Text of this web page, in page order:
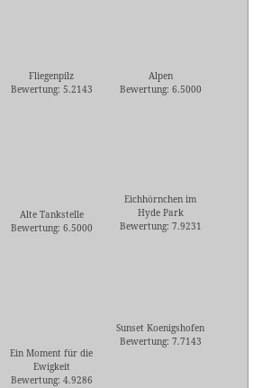
Fliegenpilz
Bewertung: 5.2143
Alpen
Bewertung: 6.5000
Alte Tankstelle
Bewertung: 6.5000
Eichhörnchen im
Hyde Park
Bewertung: 7.9231
Ein Moment für die
Ewigkeit
Bewertung: 4.9286
Sunset Koenigshofen
Bewertung: 7.7143